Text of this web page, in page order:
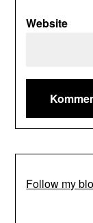
Website
Follow my